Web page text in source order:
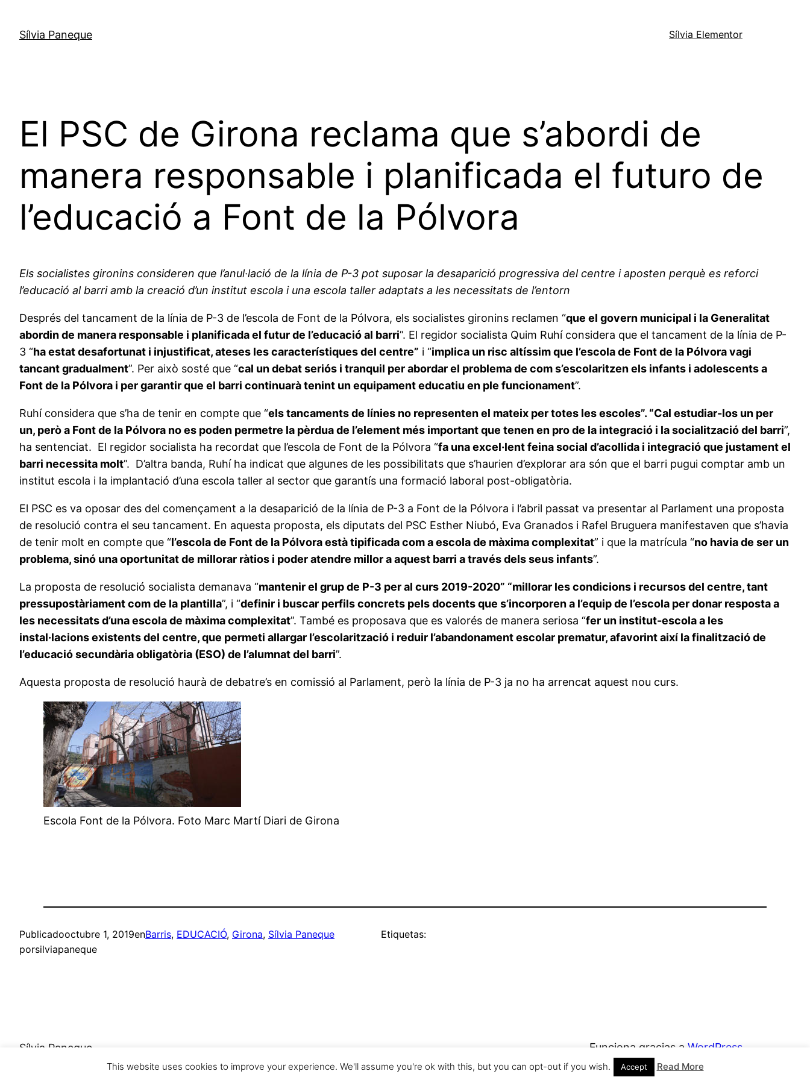
Sílvia Paneque Sílvia Elementor
El PSC de Girona reclama que s’abordi de
manera responsable i planificada el futuro de
l’educació a Font de la Pólvora
Els socialistes gironins consideren que l’anul·lació de la línia de P-3 pot suposar la desaparició progressiva del centre i aposten perquè es reforci
l’educació al barri amb la creació d’un institut escola i una escola taller adaptats a les necessitats de l’entorn
Després del tancament de la línia de P-3 de l’escola de Font de la Pólvora, els socialistes gironins reclamen “que el govern municipal i la Generalitat
abordin de manera responsable i planificada el futur de l’educació al barri”. El regidor socialista Quim Ruhí considera que el tancament de la línia de P-
3 “ha estat desafortunat i injustificat, ateses les característiques del centre” i “implica un risc altíssim que l’escola de Font de la Pólvora vagi
tancant gradualment”. Per això sosté que “cal un debat seriós i tranquil per abordar el problema de com s’escolaritzen els infants i adolescents a
Font de la Pólvora i per garantir que el barri continuarà tenint un equipament educatiu en ple funcionament”.
Ruhí considera que s’ha de tenir en compte que “els tancaments de línies no representen el mateix per totes les escoles”. “Cal estudiar-los un per
un, però a Font de la Pólvora no es poden permetre la pèrdua de l’element més important que tenen en pro de la integració i la socialització del barri”,
ha sentenciat. El regidor socialista ha recordat que l’escola de Font de la Pólvora “fa una excel·lent feina social d’acollida i integració que justament el
barri necessita molt”. D’altra banda, Ruhí ha indicat que algunes de les possibilitats que s’haurien d’explorar ara són que el barri pugui comptar amb un
institut escola i la implantació d’una escola taller al sector que garantís una formació laboral post-obligatòria.
El PSC es va oposar des del començament a la desaparició de la línia de P-3 a Font de la Pólvora i l’abril passat va presentar al Parlament una proposta
de resolució contra el seu tancament. En aquesta proposta, els diputats del PSC Esther Niubó, Eva Granados i Rafel Bruguera manifestaven que s’havia
de tenir molt en compte que “l’escola de Font de la Pólvora està tipificada com a escola de màxima complexitat” i que la matrícula “no havia de ser un
problema, sinó una oportunitat de millorar ràtios i poder atendre millor a aquest barri a través dels seus infants”.
La proposta de resolució socialista demanava “mantenir el grup de P-3 per al curs 2019-2020” “millorar les condicions i recursos del centre, tant
pressupostàriament com de la plantilla”, i “definir i buscar perfils concrets pels docents que s’incorporen a l’equip de l’escola per donar resposta a
les necessitats d’una escola de màxima complexitat”. També es proposava que es valorés de manera seriosa “fer un institut-escola a les
instal·lacions existents del centre, que permeti allargar l’escolarització i reduir l’abandonament escolar prematur, afavorint així la finalització de
l’educació secundària obligatòria (ESO) de l’alumnat del barri”.
Aquesta proposta de resolució haurà de debatre’s en comissió al Parlament, però la línia de P-3 ja no ha arrencat aquest nou curs.
Escola Font de la Pólvora. Foto Marc Martí Diari de Girona
Publicadooctubre 1, 2019enBarris, EDUCACIÓ, Girona, Sílvia Paneque
porsilviapaneque
Etiquetas:
Sílvia Paneque Funciona gracias a WordPress
This website uses cookies to improve your experience. We'll assume you're ok with this, but you can opt-out if you wish. Accept Read More